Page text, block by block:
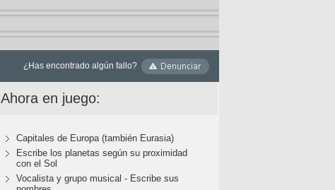
¿Has encontrado algún fallo?
Ahora en juego:
Capitales de Europa (también Eurasia)
Escribe los planetas según su proximidad
con el Sol
Vocalista y grupo musical - Escribe sus